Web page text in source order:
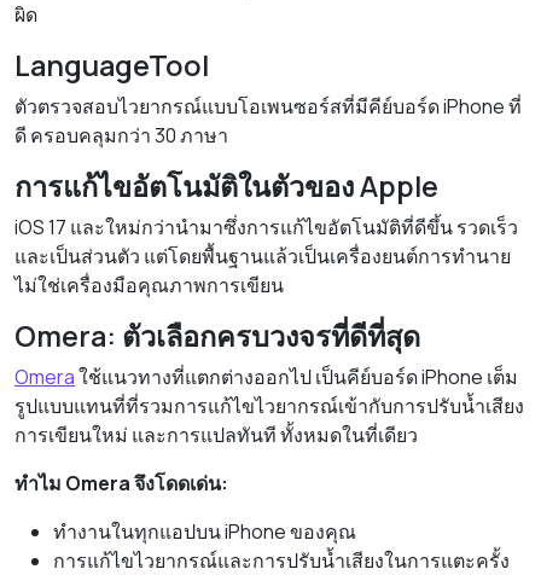
ผิด
LanguageTool
ตัวตรวจสอบไวยากรณ์แบบโอเพนซอร์สที่มีคีย์บอร์ด iPhone ที่
ดี ครอบคลุมกว่า 30 ภาษา
การแก้ไขอัตโนมัติในตัวของ Apple
iOS 17 และใหม่กว่านำมาซึ่งการแก้ไขอัตโนมัติที่ดีขึ้น รวดเร็ว
และเป็นส่วนตัว แต่โดยพื้นฐานแล้วเป็นเครื่องยนต์การทำนาย
ไม่ใช่เครื่องมือคุณภาพการเขียน
Omera: ตัวเลือกครบวงจรที่ดีที่สุด
Omeraใช้แนวทางที่แตกต่างออกไป เป็นคีย์บอร์ด iPhone เต็ม
รูปแบบแทนที่ที่รวมการแก้ไขไวยากรณ์เข้ากับการปรับน้ำเสียง
การเขียนใหม่ และการแปลทันที ทั้งหมดในที่เดียว
ทำไม Omera จึงโดดเด่น:
ทำงานในทุกแอปบน iPhone ของคุณ
การแก้ไขไวยากรณ์และการปรับน้ำเสียงในการแตะครั้ง